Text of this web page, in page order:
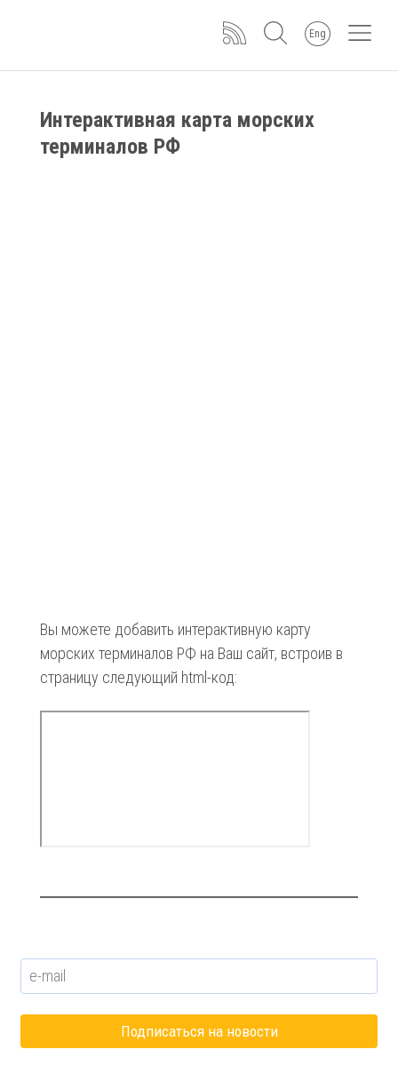
Eng
Интерактивная карта морских
терминалов РФ
Вы можете добавить интерактивную карту
морских терминалов РФ на Ваш сайт, встроив в
страницу следующий html-код: